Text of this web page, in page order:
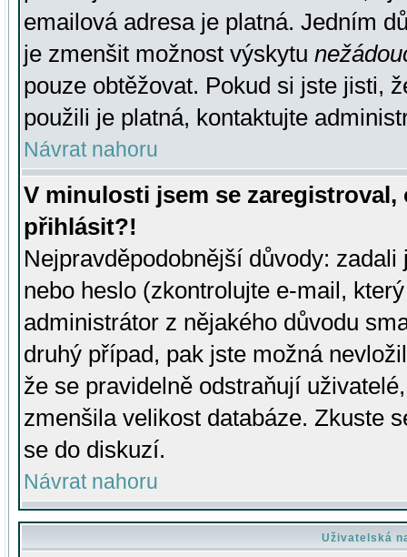
emailová adresa je platná. Jedním
je zmenšit možnost výskytu
pouze obtěžovat. Pokud si jste jisti,
použili je platná, kontaktujte
Návrat nahoru
V minulosti jsem se
přihlásit?!
Nejpravděpodobnější důvody:
nebo heslo (zkontrolujte e-mail,
administrátor z nějakého důvodu
druhý případ, pak jste možná
že se pravidelně odstraňují
zmenšila velikost databáze. Zkuste
se do diskuzí.
Návrat nahoru
Uživatelská